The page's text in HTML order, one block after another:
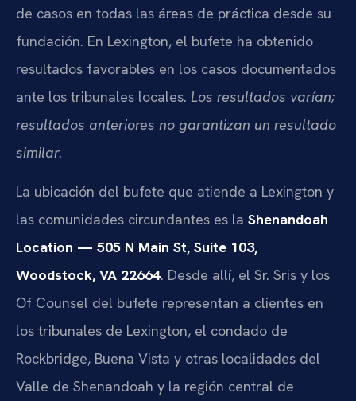
de casos en todas las áreas de práctica desde su
fundación. En Lexington, el bufete ha obtenido
resultados favorables en los casos documentados
ante los tribunales locales. Los resultados varían;
resultados anteriores no garantizan un resultado
similar.
La ubicación del bufete que atiende a Lexington y
las comunidades circundantes es la Shenandoah
Location — 505 N Main St, Suite 103,
Woodstock, VA 22664. Desde allí, el Sr. Sris y los
Of Counsel del bufete representan a clientes en
los tribunales de Lexington, el condado de
Rockbridge, Buena Vista y otras localidades del
Valle de Shenandoah y la región central de